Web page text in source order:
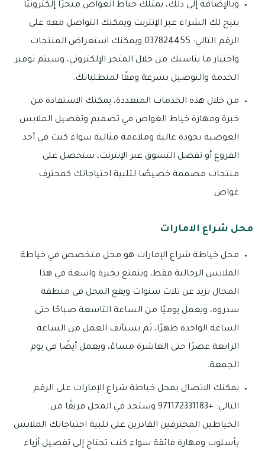
وبالإضافة إلى ذلك، يمتلك خياط الغواص متجرًا إلكترونيًا
يتيح لك الشراء عبر الإنترنت ويمكنك التواصل معه على
الرقم التالي: 037824455 ويمكنك استعراض المنتجات
واختيار ما يناسبك من خلال المتجر الإلكتروني، وسيتم توفير
الخدمة والتوصيل بسرعة وفقًا لمتطلباتك.
من خلال هذه الخدمات المتعددة، يمكنك الاستفادة من
خبرة ومهارة خياط الغواص في تصميم وتفصيل الملابس
الغوصية بجودة عالية وملاءمة مثالية سواء كنت في أحد
الفروع أو تفضل التسوق عبر الإنترنت، ستحصل على
منتجات مصممة خصيصًا لتلبية احتياجاتك كمحترف
غواص.
محل شراع الامارات
محل خياطة شراع الإمارات هو محل متخصص في خياطة
الملابس الرجالية فقط، ويتمتع بخبرة واسعة في هذا
المجال تزيد عن ثلاث سنوات ويقع المحل في منطقة
سدروه، ويعمل يوميًا من الساعة التاسعة صباحًا حتى
الساعة الواحدة ظهرًا، ثم يستأنف العمل من الساعة
الرابعة عصرًا حتى العاشرة مساءً، ويعمل أيضًا في يوم
الجمعة.
يمكنك الاتصال بمحل خياطة شراع الإمارات على الرقم
التالي: +971172331183 وستجد في المحل فريقًا من
الخياطين المحترفين القادرين على تلبية احتياجاتك الملابس
بأسلوب ومهارة فائقة سواء كنت تحتاج إلى تفصيل أزياء